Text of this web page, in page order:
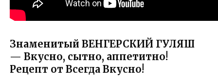
Знаменитый ВЕНГЕРСКИЙ ГУЛЯШ
— Вкусно, сытно, аппетитно!
Рецепт от Всегда Вкусно!